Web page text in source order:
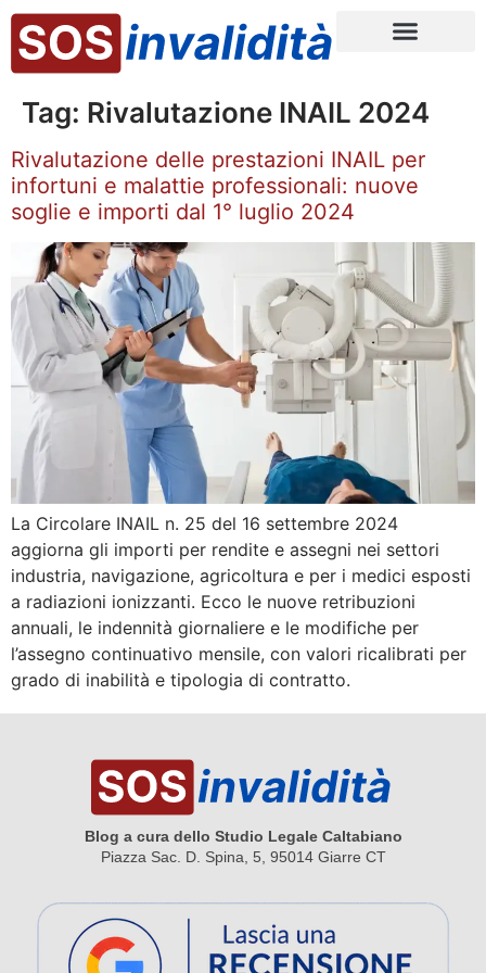
Tag: Rivalutazione INAIL 2024
Rivalutazione delle prestazioni INAIL per
infortuni e malattie professionali: nuove
soglie e importi dal 1° luglio 2024
La Circolare INAIL n. 25 del 16 settembre 2024
aggiorna gli importi per rendite e assegni nei settori
industria, navigazione, agricoltura e per i medici esposti
a radiazioni ionizzanti. Ecco le nuove retribuzioni
annuali, le indennità giornaliere e le modifiche per
l’assegno continuativo mensile, con valori ricalibrati per
grado di inabilità e tipologia di contratto.
Blog a cura dello Studio Legale Caltabiano
Piazza Sac. D. Spina, 5, 95014 Giarre CT